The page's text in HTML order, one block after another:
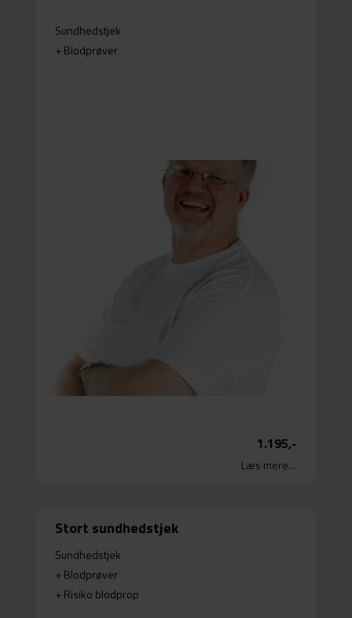
Sundhedstjek
+ Blodprøver
=
1.195,-
Læs mere…
Stort sundhedstjek
Sundhedstjek
+ Blodprøver
+ Risiko blodprop